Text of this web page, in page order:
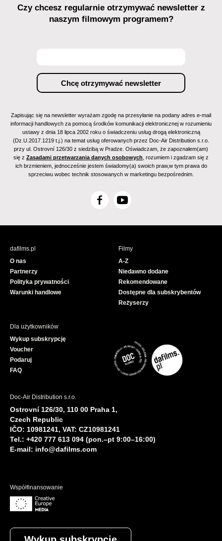
Czy chcesz regularnie otrzymywać newsletter z
naszym filmowym programem?
Zapisując się na newsletter wyrażam zgodę na przesyłanie na podany adres e-mail
informacji handlowych za pomocą środków komunikacji elektronicznej w rozumieniu
ustawy z dnia 18 lipca 2002 roku o świadczeniu usług drogą elektroniczną
(Dz.U.2017.1219 t.j.) na temat usług oferowanych przez Doc-Air Distribution s.r.o.
przy ul. Ostrovní 126/30 z siedzibą w Pradze. Oświadczam, że zapoznałem(am)
się z Zasadami przetwarzania danych osobowych , rozumiem i zgadzam się z
ich brzmieniem, jednocześnie jestem świadomy(a) swoich praw,w tym prawa do
sprzeciwu wobec technik stosowanych w marketingu bezpośrednim.
F
c
Y
u
e
dafilms.pl
O nas
Partnerzy
Polityka prywatności
Warunki handlowe
Filmy
A-Z
Niedawno dodane
Rekomendowane
Dostępne dla subskrybentów
Reżyserzy
Dla użytkowników
Wykup subskrypcję
Voucher
Podaruj
FAQ
Doc-Air Distribution s.r.o.
Ostrovní 126/30, 110 00 Praha 1,
Czech Republic
IČO: 10981241, VAT: CZ10981241
Tel.: +420 777 613 094 (pon.–pt 9:00–16:00)
E-mail: info@dafilms.com
Współfinansowanie